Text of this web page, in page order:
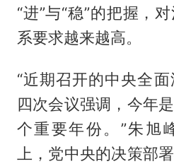
“进”与“稳”的把握，
系要求越来越高。
“近期召开的中央全
四次会议强调，今年
个重要年份。”朱旭
上，党中央的决策部